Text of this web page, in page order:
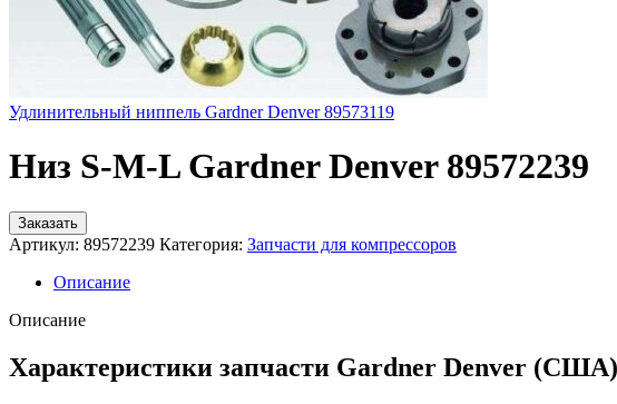
Удлинительный ниппель Gardner Denver 89573119
Низ S-M-L Gardner Denver 89572239
Заказать
Артикул: 89572239 Категория: Запчасти для компрессоров
Описание
Описание
Характеристики запчасти Gardner Denver (США)